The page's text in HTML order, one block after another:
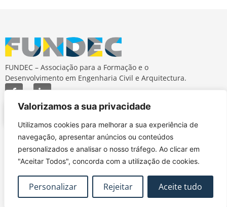
Valorizamos a sua privacidade
Utilizamos cookies para melhorar a sua experiência de
navegação, apresentar anúncios ou conteúdos
personalizados e analisar o nosso tráfego. Ao clicar em
"Aceitar Todos", concorda com a utilização de cookies.
Personalizar Rejeitar Aceite tudo
FUNDEC – Associação para a Formação e o
Desenvolvimento em Engenharia Civil e Arquitectura.
MAPA DO SITE
Subscrever Newsletter
Google Maps
CONTACTOS
fundec@tecnico.ulisboa.pt
Av. Rovisco Pais, 1049-
001 Lisboa